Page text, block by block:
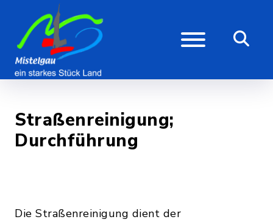
Straßenreinigung;
Durchführung
Die Straßenreinigung dient der